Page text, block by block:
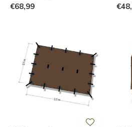
€68,99